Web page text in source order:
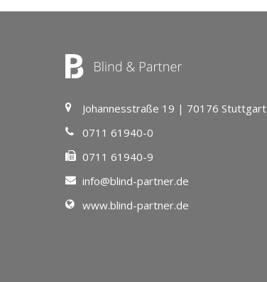
Johannesstraße 19 | 70176 Stuttgart
0711 61940-0
0711 61940-9
info@blind-partner.de
www.blind-partner.de